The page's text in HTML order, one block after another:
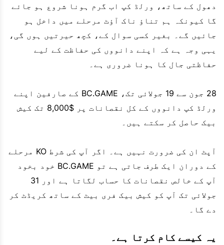
دھول کے ساتھ، ورلڈ کپ اب گرم ہونا شروع ہو جائے
گا کیونکہ ہم تناؤ ناک آؤٹ مرحلے میں داخل ہو
جائیں گے۔ بغیر کسی سوال کے، کچھ حیرتیں ہوں گی،
یہی وجہ ہے کہ اپنے دانووں کی حفاظت کے لیے
حفاظتی جال کا ہونا ضروری ہے۔
28 جون سے 19 جولائی تک، BC.GAME کے صارفین اپنے
ورلڈ کپ دانووں کے کل نقصانات پر $8,000 تک کیش
بیک حاصل کر سکتے ہیں۔
آپٹ ان کی ضرورت نہیں ہے۔ اگر آپ کی شرط KO مرحلے
کے دوران ایک طرف جاتی ہے تو BC.GAME خود بخود
آپ کے خالص نقصانات کا حساب لگاتا ہے اور 31
جولائی تک آپ کو کیش بیک فری بیٹ کے ساتھ کریڈٹ کر
دے گا۔
یہ کیسے کام کرتا ہے۔